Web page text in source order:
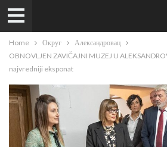
Home Округ
Александровац
OBNOVLJEN ZAVIČAJNI MUZEJ U
najvredniji eksponat